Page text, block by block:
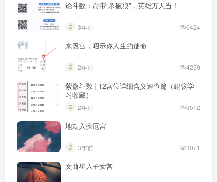
论斗数：命带“杀破狼”，英雄万人当！
3年前 6424
来因宫，昭示你人生的使命
2年前 4259
紫微斗数 | 12宫位详细含义速查篇（建议学
习收藏）
2年前 3512
地劫入疾厄宫
3年前 3071
文曲星入子女宫